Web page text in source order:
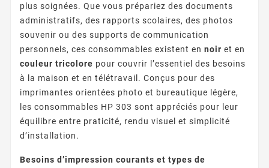
plus soignées. Que vous prépariez des documents
administratifs, des rapports scolaires, des photos
souvenir ou des supports de communication
personnels, ces consommables existent en noir et en
couleur tricolore pour couvrir l’essentiel des besoins
à la maison et en télétravail. Conçus pour des
imprimantes orientées photo et bureautique légère,
les consommables HP 303 sont appréciés pour leur
équilibre entre praticité, rendu visuel et simplicité
d’installation.
Besoins d’impression courants et types de